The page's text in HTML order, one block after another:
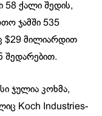
58 ქალი შედის,
ჯამში 535
$29 მილიარდით
შედარებით.
ჯულია კოხმა,
Koch Industries-